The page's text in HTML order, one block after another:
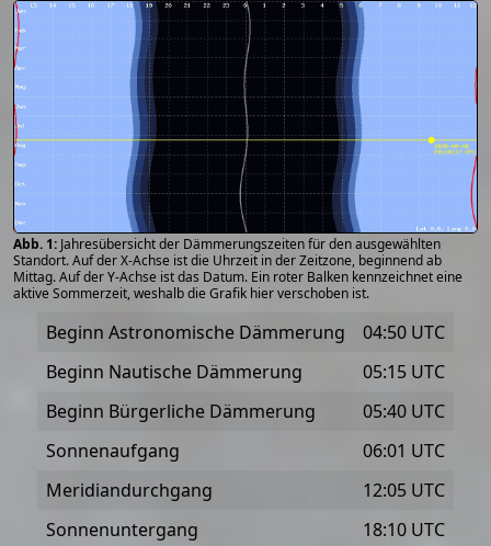
Jahresübersicht der Dämmerungszeiten für den ausgewählten
Standort. Auf der X-Achse ist die Uhrzeit in der Zeitzone, beginnend ab
Mittag. Auf der Y-Achse ist das Datum. Ein roter Balken kennzeichnet eine
aktive Sommerzeit, weshalb die Grafik hier verschoben ist.
Beginn Astronomische Dämmerung
04:50 UTC
Beginn Nautische Dämmerung
05:15 UTC
Beginn Bürgerliche Dämmerung
05:40 UTC
Sonnenaufgang
06:01 UTC
Meridiandurchgang
12:05 UTC
Sonnenuntergang
18:10 UTC